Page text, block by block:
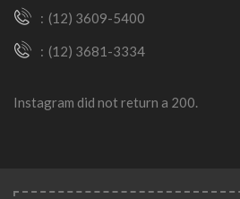
(12) 3609-5400
(12) 3681-3334
Instagram did not return a 200.